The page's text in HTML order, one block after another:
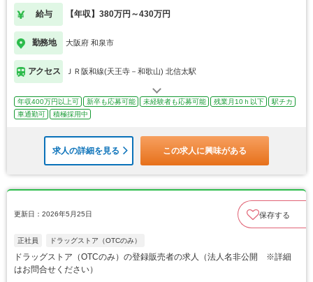
給与 【年収】380万円～430万円
勤務地 大阪府 和泉市
アクセス ＪＲ阪和線(天王寺－和歌山) 北信太駅
年収400万円以上可 新卒も応募可能 未経験者も応募可能 残業月10ｈ以下
駅チカ
車通勤可
積極採用中
求人の詳細を見る この求人に興味がある
更新日：2026年5月25日 保存する
正社員 ドラッグストア（OTCのみ）
ドラッグストア（OTCのみ）の登録販売者の求人（法人名非公開 ※詳細
はお問合せください）